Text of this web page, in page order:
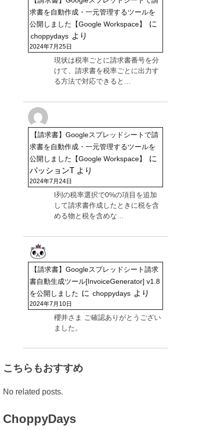
求書を自動作成・一元管理するツールを
公開しました【Google Workspace】
に
choppydays より
2024年7月25日
現状は税率ごとに請求書番号を分
けて、請求書を税率ごとに出力す
る方法で対応できると…
【請求書】Googleスプレッドシートで請
求書を自動作成・一元管理するツールを
公開しました【Google Workspace】
に
パッションT より
2024年7月24日
I列の税率選択で0%の項目を追加
して請求書作成したときに税を含
める物と税を含めな…
【請求書】Googleスプレッドシート請求
書自動生成ツール[InvoiceGenerator] v1.8
を公開しました に choppydays より
2024年7月10日
櫻井さま ご確認ありがとうござい
ました。
こちらもおすすめ
No related posts.
ChoppyDays